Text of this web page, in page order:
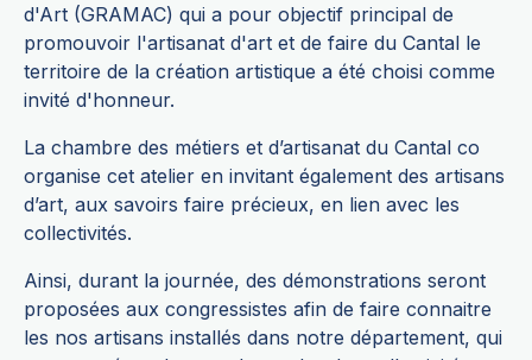
d'Art (GRAMAC) qui a pour objectif principal de
promouvoir l'artisanat d'art et de faire du Cantal le
territoire de la création artistique a été choisi comme
invité d'honneur.
La chambre des métiers et d’artisanat du Cantal co
organise cet atelier en invitant également des artisans
d’art, aux savoirs faire précieux, en lien avec les
collectivités.
Ainsi, durant la journée, des démonstrations seront
proposées aux congressistes afin de faire connaitre
les nos artisans installés dans notre département, qui